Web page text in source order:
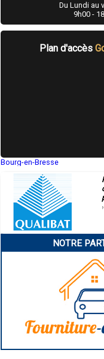
Du Lundi au
9h00 -
Plan d'accès
Bourg-en-Bresse
Montluçon
Manosque
Gap
Charleville-Mézières
Pamiers
Narbonne
Brive-la-Gaillarde
Guéret
NOTRE